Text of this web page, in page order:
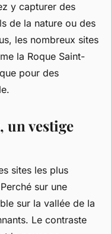
y capturer des
de la nature ou des
les nombreux sites
la Roque Saint-
pour des
un vestige
sites les plus
sur une
sur la vallée de la
Le contraste